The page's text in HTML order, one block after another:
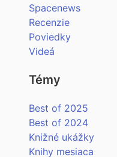
Spacenews
Recenzie
Poviedky
Videá
Témy
Best of 2025
Best of 2024
Knižné ukážky
Knihy mesiaca